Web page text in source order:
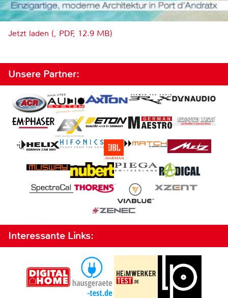
Jetzt laden (, PDF, 12.9 MB)
Unsere Partner:
Interessante Links: